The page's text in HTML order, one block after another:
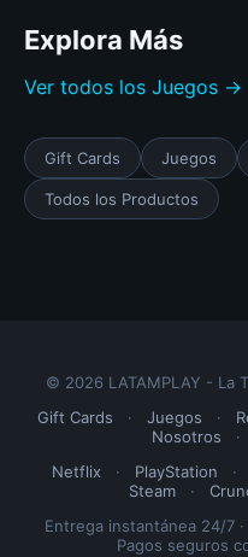
Explora Más
Ver todos los Juegos →
Gift Cards Juegos
Todos los Productos
© 2026 LATAMPLAY - La
Gift Cards
· Juegos ·
Nosotros
·
Netflix
· PlayStation ·
Steam
·
Entrega instantánea 24/7
Pagos seguros